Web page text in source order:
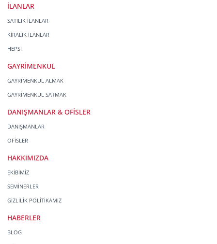
İLANLAR
SATILIK İLANLAR
KİRALIK İLANLAR
HEPSİ
GAYRİMENKUL
GAYRİMENKUL ALMAK
GAYRİMENKUL SATMAK
DANIŞMANLAR & OFİSLER
DANIŞMANLAR
OFİSLER
HAKKIMIZDA
EKİBİMİZ
SEMİNERLER
GİZLİLİK POLİTİKAMIZ
HABERLER
BLOG